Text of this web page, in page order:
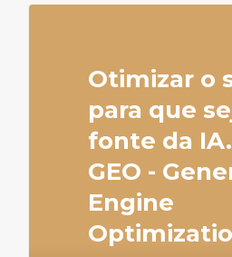
Otimizar o
para que
fonte da
GEO -
Engine